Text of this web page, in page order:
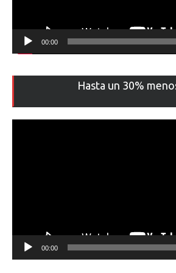
00:00
Hasta un 30%
00:00